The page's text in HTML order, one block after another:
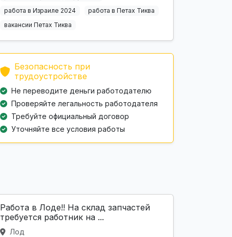
работа в Израиле 2024
работа в Петах Тиква
вакансии Петах Тиква
Безопасность при
трудоустройстве
Не переводите деньги работодателю
Проверяйте легальность работодателя
Требуйте официальный договор
Уточняйте все условия работы
Работа в Лоде!! На склад запчастей
требуется работник на ...
Лод